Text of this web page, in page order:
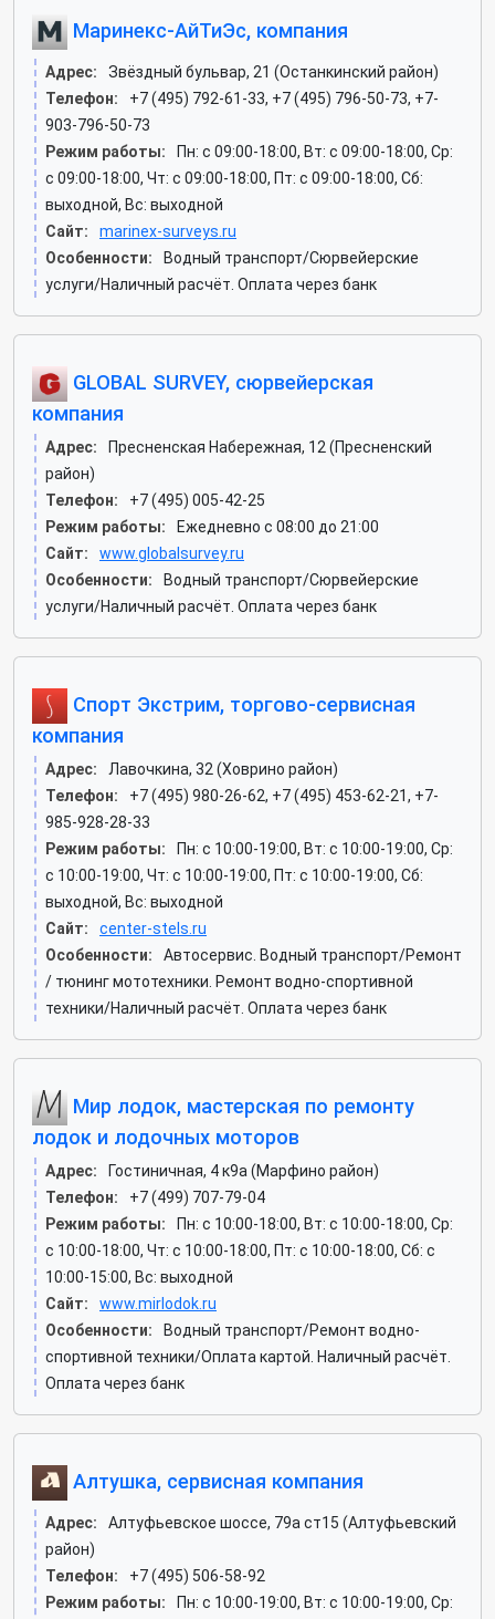
Маринекс-АйТиЭс, компания
Адрес:
Звёздный бульвар, 21 (Останкинский район)
Телефон:
+7 (495) 792-61-33, +7 (495) 796-50-73, +7-
903-796-50-73
Режим работы:
Пн: c 09:00-18:00, Вт: c 09:00-18:00, Ср:
c 09:00-18:00, Чт: c 09:00-18:00, Пт: c 09:00-18:00, Сб:
выходной, Вс: выходной
Сайт:
marinex-surveys.ru
Особенности:
Водный транспорт/Сюрвейерские
услуги/Наличный расчёт. Оплата через банк
GLOBAL SURVEY, сюрвейерская
компания
Адрес:
Пресненская Набережная, 12 (Пресненский
район)
Телефон:
+7 (495) 005-42-25
Режим работы:
Ежедневно с 08:00 до 21:00
Сайт:
www.globalsurvey.ru
Особенности:
Водный транспорт/Сюрвейерские
услуги/Наличный расчёт. Оплата через банк
Спорт Экстрим, торгово-сервисная
компания
Адрес:
Лавочкина, 32 (Ховрино район)
Телефон:
+7 (495) 980-26-62, +7 (495) 453-62-21, +7-
985-928-28-33
Режим работы:
Пн: c 10:00-19:00, Вт: c 10:00-19:00, Ср:
c 10:00-19:00, Чт: c 10:00-19:00, Пт: c 10:00-19:00, Сб:
выходной, Вс: выходной
Сайт:
center-stels.ru
Особенности:
Автосервис. Водный транспорт/Ремонт
/ тюнинг мототехники. Ремонт водно-спортивной
техники/Наличный расчёт. Оплата через банк
Мир лодок, мастерская по ремонту
лодок и лодочных моторов
Адрес:
Гостиничная, 4 к9а (Марфино район)
Телефон:
+7 (499) 707-79-04
Режим работы:
Пн: c 10:00-18:00, Вт: c 10:00-18:00, Ср:
c 10:00-18:00, Чт: c 10:00-18:00, Пт: c 10:00-18:00, Сб: c
10:00-15:00, Вс: выходной
Сайт:
www.mirlodok.ru
Особенности:
Водный транспорт/Ремонт водно-
спортивной техники/Оплата картой. Наличный расчёт.
Оплата через банк
Алтушка, сервисная компания
Адрес:
Алтуфьевское шоссе, 79а ст15 (Алтуфьевский
район)
Телефон:
+7 (495) 506-58-92
Режим работы:
Пн: c 10:00-19:00, Вт: c 10:00-19:00, Ср: